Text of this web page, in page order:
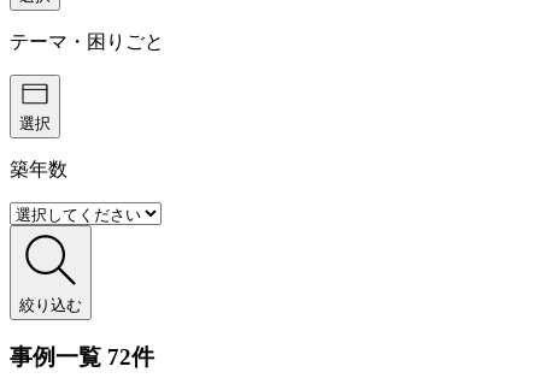
テーマ・困りごと
選択
築年数
絞り込む
事例一覧 72件